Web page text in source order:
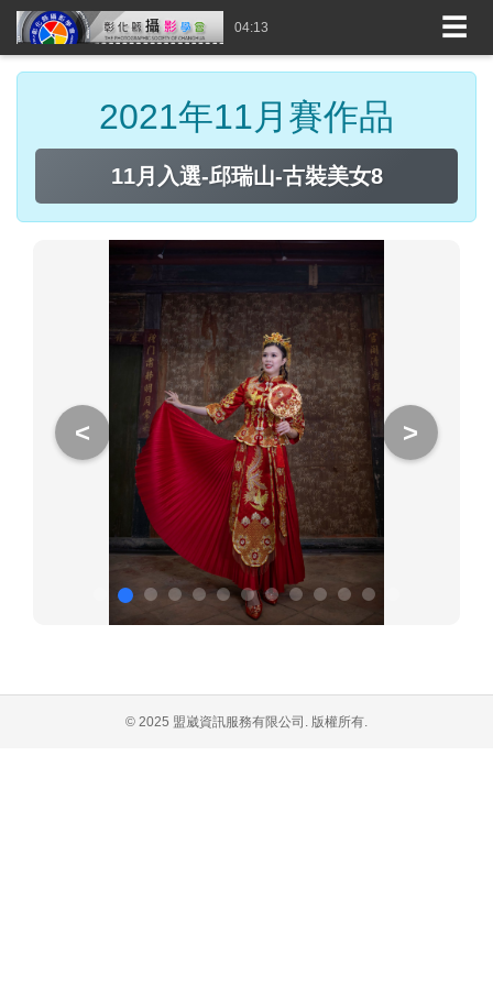
04:13 ☰
2021年11月賽作品
11月入選-邱瑞山-古裝美女8
< >
© 2025 盟崴資訊服務有限公司. 版權所有.